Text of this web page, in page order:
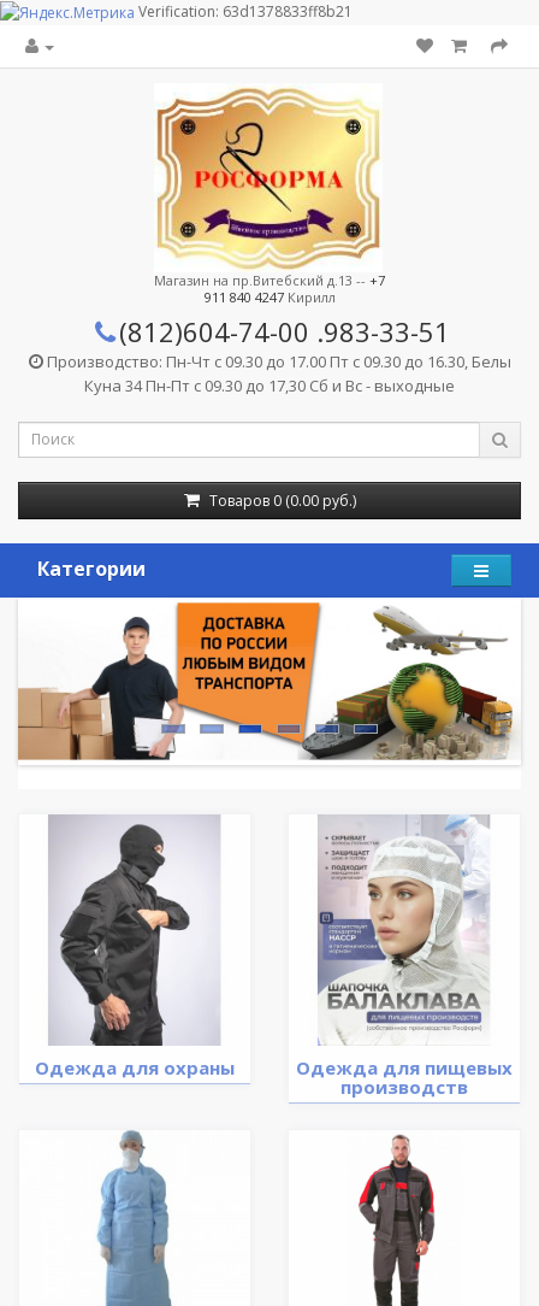
Verification: 63d1378833ff8b21
Магазин на пр.Витебский д.13 -- +7
911 840 4247Кирилл
(812)604-74-00 .983-33-51
Производство: Пн-Чт с 09.30 до 17.00 Пт с 09.30 до 16.30, Белы
Куна 34 Пн-Пт с 09.30 до 17,30 Сб и Вс - выходные
Товаров 0 (0.00 руб.)
Категории
Одежда для охраны
Одежда для пищевых
производств